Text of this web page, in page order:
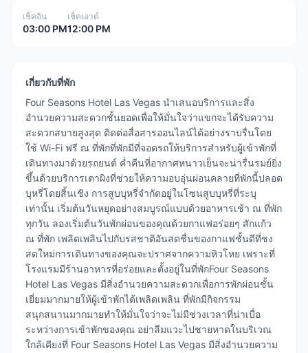
เช็คอิน
03:00 PM
เช็คเอาต์
12:00 PM
เกี่ยวกับที่พัก
Four Seasons Hotel Las Vegas นำเสนอบริการและสิ่ง
อำนวยความสะดวกชั้นยอดเพื่อให้มั่นใจว่าแขกจะได้รับความ
สะดวกสบายสูงสุด ติดต่อสื่อสารออนไลน์ได้อย่างราบรื่นโดย
ใช้ Wi-Fi ฟรี ณ ที่พักที่พักมีที่จอดรถให้บริการสำหรับผู้เข้าพักที่
เดินทางมาด้วยรถยนต์ ค่ำคืนที่อากาศหนาวเย็นจะน่ารื่นรมย์ยิ่ง
ขึ้นด้วยบริการเตาผิงที่ช่วยให้ความอบอุ่นผ่อนคลายที่พักนี้ปลอด
บุหรี่โดยสิ้นเชิง การสูบบุหรี่จำกัดอยู่ในโซนสูบบุหรี่ที่ระบุ
เท่านั้น เริ่มต้นวันหยุดอย่างสมบูรณ์แบบด้วยอาหารเช้า ณ ที่พัก
ทุกวัน ลองเริ่มต้นวันพักผ่อนของคุณด้วยกาแฟอร่อยๆ สักแก้ว
ณ ที่พัก เพลิดเพลินไปกับรสชาติอันสดชื่นของกาแฟชั้นดีที่ชง
สดใหม่การเดินทางของคุณจะปราศจากความหิวโหย เพราะที่
โรงแรมมีร้านอาหารที่อร่อยและตั้งอยู่ในที่พักFour Seasons
Hotel Las Vegas มีสิ่งอำนวยความสะดวกเพื่อการพักผ่อนชั้น
เยี่ยมมากมายให้ผู้เข้าพักได้เพลิดเพลิน ที่พักมีกิจกรรม
สนุกสนานมากมายทำให้มั่นใจว่าจะไม่มีช่วงเวลาที่น่าเบื่อ
ระหว่างการเข้าพักของคุณ อย่าลืมแวะไปชายหาดในบริเวณ
ใกล้เคียงที่ Four Seasons Hotel Las Vegas มีสิ่งอำนวยความ